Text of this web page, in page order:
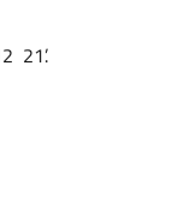
21’.